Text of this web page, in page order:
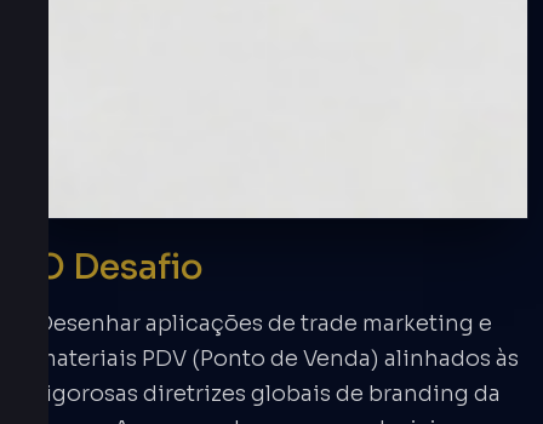
O Desafio
Desenhar aplicações de trade marketing e
materiais PDV (Ponto de Venda) alinhados às
rigorosas diretrizes globais de branding da